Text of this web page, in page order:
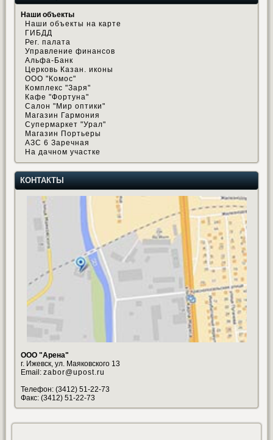
Наши объекты
Наши объекты на карте
ГИБДД
Рег. палата
Управление финансов
Альфа-Банк
Церковь Казан. иконы
ООО "Комос"
Комплекс "Заря"
Кафе "Фортуна"
Салон "Мир оптики"
Магазин Гармония
Супермаркет "Урал"
Магазин Портьеры
АЗС 6 Заречная
На дачном участке
КОНТАКТЫ
ООО "Арена"
г. Ижевск, ул. Маяковского 13
Email: zabor@upost.ru
Телефон: (3412) 51-22-73
Факс: (3412) 51-22-73